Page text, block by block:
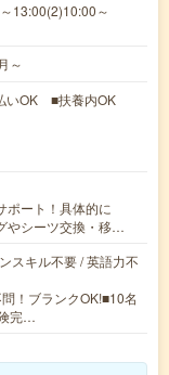
13:00(2)10:00～
～
いOK ■扶養内OK
ポート！具体的に
やシーツ交換・移…
スキル不要 / 英語力不
！ブランクOK!■10名
完…